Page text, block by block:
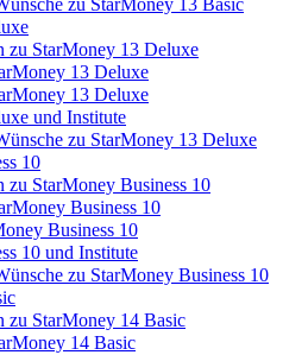
zu StarMoney 13 Basic
StarMoney 13 Deluxe
13 Deluxe
13 Deluxe
und Institute
zu StarMoney 13 Deluxe
10
StarMoney Business 10
Business 10
Business 10
10 und Institute
zu StarMoney Business 10
StarMoney 14 Basic
14 Basic